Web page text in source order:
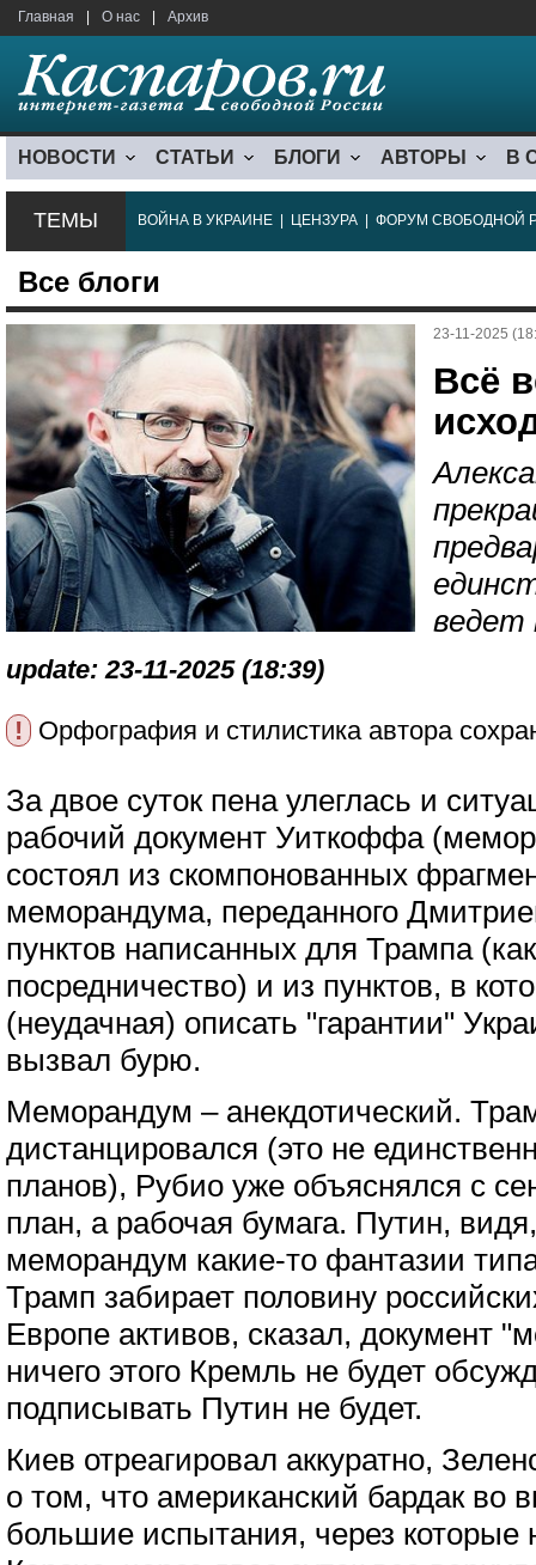
Главная О нас Архив
НОВОСТИ СТАТЬИ БЛОГИ АВТОРЫ В
ТЕМЫ ВОЙНА В УКРАИНЕ ЦЕНЗУРА ФОРУМ СВОБОДНОЙ
Все блоги
23-11-2025
Всё
ведет
update: 23-11-2025 (18:39)
! Орфография и стилистика автора
За двое суток пена улеглась и
рабочий документ Уиткоффа
состоял из скомпонованных
меморандума, переданного
пунктов написанных для Трампа
посредничество) и из пунктов, в
(неудачная) описать "гарантии"
вызвал бурю.
Меморандум – анекдотический.
дистанцировался (это не
планов), Рубио уже объяснялся с
план, а рабочая бумага. Путин,
меморандум какие-то фантазии
Трамп забирает половину
Европе активов, сказал, документ
ничего этого Кремль не будет
подписывать Путин не будет.
Киев отреагировал аккуратно,
о том, что американский бардак во
большие испытания, через которые